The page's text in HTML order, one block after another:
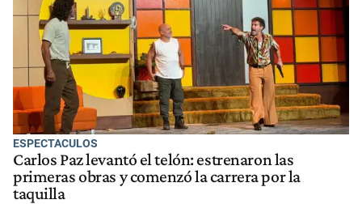
ESPECTACULOS
Carlos Paz levantó el telón: estrenaron las
primeras obras y comenzó la carrera por la
taquilla